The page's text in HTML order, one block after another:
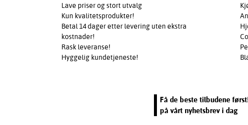
Lave priser og stort utvalg
Kun kvalitetsprodukter!
Betal 14 dager etter levering uten ekstra
kostnader!
Rask leveranse!
Hyggelig kundetjeneste!
Få de beste tilbudene
på vårt nyhetsbrev i dag